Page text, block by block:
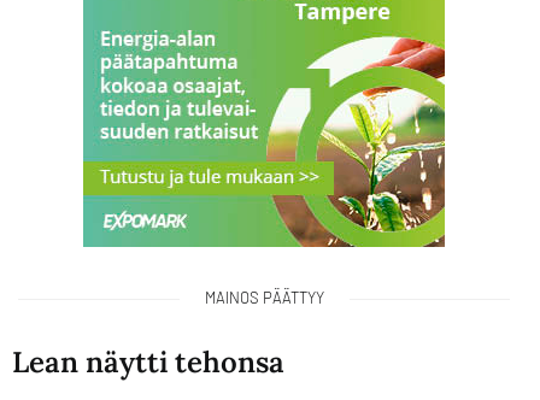
MAINOS PÄÄTTYY
Lean näytti tehonsa